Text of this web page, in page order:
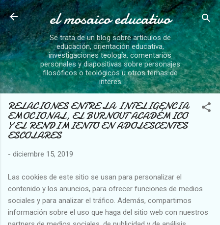
Ir al contenido principal
el mosaico educativo
Se trata de un blog sobre artículos de
educación, orientación educativa,
investigaciones teología, comentarios
personales y diapositivas sobre personajes
filosóficos o teológicos u otros temas de
interes
RELACIONES ENTRE LA INTELIGENCIA
EMOCIONAL, EL BURNOUT ACADÉMICO
Y EL RENDIMIENTO EN ADOLESCENTES
ESCOLARES
- diciembre 15, 2019
Las cookies de este sitio se usan para personalizar el
contenido y los anuncios, para ofrecer funciones de medios
sociales y para analizar el tráfico. Además, compartimos
información sobre el uso que haga del sitio web con nuestros